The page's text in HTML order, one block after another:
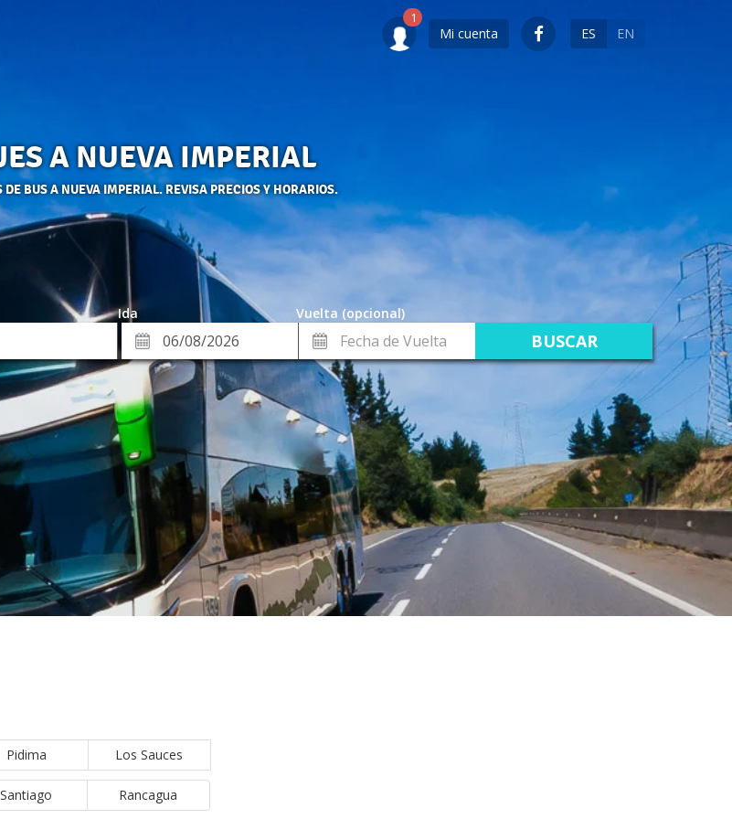
Mi cuenta ES EN
A NUEVA IMPERIAL
DE BUS A NUEVA IMPERIAL. REVISA PRECIOS Y HORARIOS.
Ida
Vuelta (opcional)
Fecha
de
Ida
Fecha
de
Vuelta
Pidima Los Sauces
Santiago Rancagua